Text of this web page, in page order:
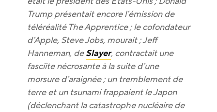
Trump présentait encore l’émission de
téléréalité The Apprentice ; le cofondateur
d’Apple, Steve Jobs, mourait ; Jeff
Hanneman, deSlayer, contractait une
fasciite nécrosante à la suite d’une
morsure d’araignée ; un tremblement de
terre et un tsunami frappaient le Japon
(déclenchant la catastrophe nucléaire de